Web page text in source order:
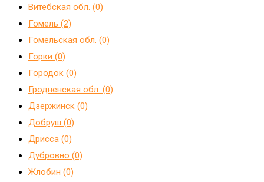
Витебская обл. (0)
Гомель (2)
Гомельская обл. (0)
Горки (0)
Городок (0)
Гродненская обл. (0)
Дзержинск (0)
Добруш (0)
Дрисса (0)
Дубровно (0)
Жлобин (0)